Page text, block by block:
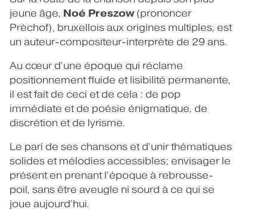
jeune âge, Noé Preszow (prononcer
Prèchof), bruxellois aux origines multiples, est
un auteur-compositeur-interprète de 29 ans.
Au cœur d’une époque qui réclame
positionnement fluide et lisibilité permanente,
il est fait de ceci et de cela : de pop
immédiate et de poésie énigmatique, de
discrétion et de lyrisme.
Le pari de ses chansons et d’unir thématiques
solides et mélodies accessibles; envisager le
présent en prenant l’époque à rebrousse-
poil, sans être aveugle ni sourd à ce qui se
joue aujourd’hui.